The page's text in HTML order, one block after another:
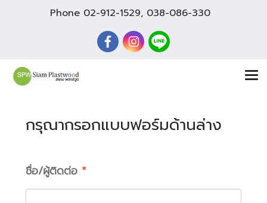
Phone 02-912-1529, 038-086-330
กรุณากรอกแบบฟอร์มด้านล่าง
ชื่อ/ผู้ติดต่อ *